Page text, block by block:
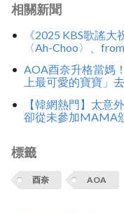
相關新聞
《2025 KBS歌謠
〈Ah-Choo〉、
AOA酉奈升格當媽
上最可愛的寶寶」
【韓網熱門】太意
卻從未參加MAMA
標籤
酉奈 AOA